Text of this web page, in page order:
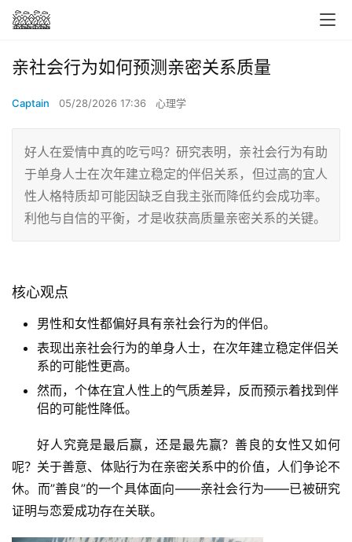
亲社会行为如何预测亲密关系质量
Captain 05/28/2026 17:36 心理学
好人在爱情中真的吃亏吗？研究表明，亲社会行为有助
于单身人士在次年建立稳定的伴侣关系，但过高的宜人
性人格特质却可能因缺乏自我主张而降低约会成功率。
利他与自信的平衡，才是收获高质量亲密关系的关键。
核心观点
男性和女性都偏好具有亲社会行为的伴侣。
表现出亲社会行为的单身人士，在次年建立稳定伴侣关
系的可能性更高。
然而，个体在宜人性上的气质差异，反而预示着找到伴
侣的可能性降低。
好人究竟是最后赢，还是最先赢？善良的女性又如何
呢？关于善意、体贴行为在亲密关系中的价值，人们争论不
休。而”善良”的一个具体面向——亲社会行为——已被研究
证明与恋爱成功存在关联。